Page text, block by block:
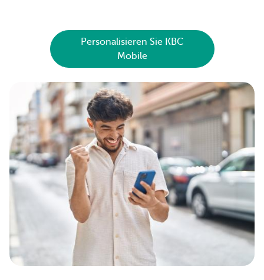
Personalisieren Sie KBC
Mobile